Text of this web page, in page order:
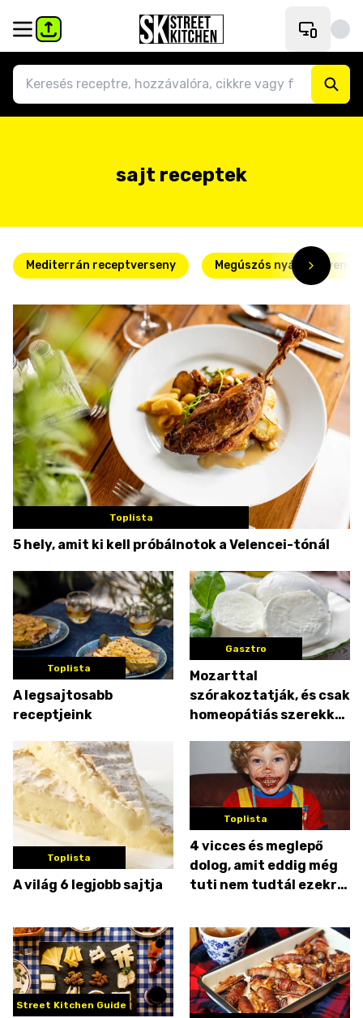
sajt receptek
Mediterrán receptverseny Megúszós nyári
Toplista
5 hely, amit ki kell próbálnotok a Velencei-tónál
Toplista
A legsajtosabb
receptjeink
Gasztro
Mozarttal
szórakoztatják, és csak
homeopátiás szerekkel
mozzarellát adó
bivalyokat
Toplista
A világ 6 legjobb sajtja
Toplista
4 vicces és meglepő
dolog, amit eddig még
tuti nem tudtál ezekről
Street Kitchen Guide